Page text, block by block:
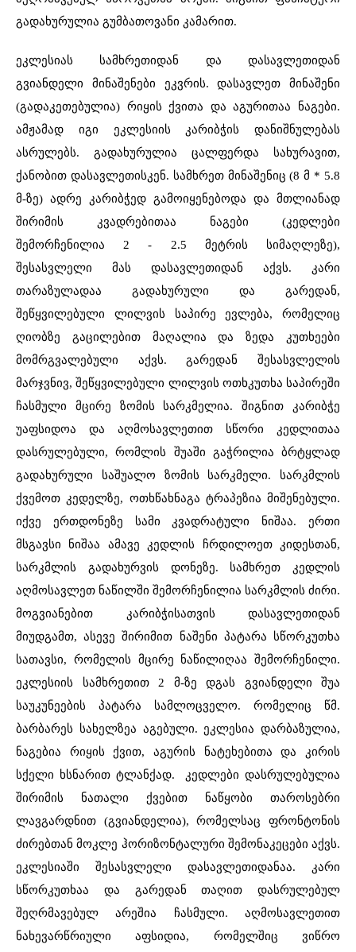
გადახურულია გუმბათოვანი კამარით.
ეკლესიას სამხრეთიდან და დასავლეთიდან
გვიანდელი მინაშენები ეკვრის. დასავლეთ მინაშენი
(გადაკეთებულია) რიყის ქვითა და აგურითაა ნაგები.
ამჟამად იგი ეკლესიის კარიბჭის დანიშნულებას
ასრულებს. გადახურულია ცალფერდა სახურავით,
ქანობით დასავლეთისკენ. სამხრეთ მინაშენიც (8 მ * 5.8
მ-ზე) ადრე კარიბჭედ გამოიყენებოდა და მთლიანად
შირიმის კვადრებითაა ნაგები (კედლები
შემორჩენილია 2 - 2.5 მეტრის სიმაღლეზე),
შესასვლელი მას დასავლეთიდან აქვს. კარი
თარაზულადაა გადახურული და გარედან,
შეწყვილებული ლილვის საპირე ევლება, რომელიც
ღიობზე გაცილებით მაღალია და ზედა კუთხეები
მომრგვალებული აქვს. გარედან შესასვლელის
მარჯვნივ, შეწყვილებული ლილვის ოთხკუთხა საპირეში
ჩასმული მცირე ზომის სარკმელია. შიგნით კარიბჭე
უაფსიდოა და აღმოსავლეთით სწორი კედლითაა
დასრულებული, რომლის შუაში გაჭრილია ბრტყლად
გადახურული საშუალო ზომის სარკმელი. სარკმლის
ქვემოთ კედელზე, ოთხწახნაგა ტრაპეზია მიშენებული.
იქვე ერთდონეზე სამი კვადრატული ნიშაა. ერთი
მსგავსი ნიშაა ამავე კედლის ჩრდილოეთ კიდესთან,
სარკმლის გადახურვის დონეზე. სამხრეთ კედლის
აღმოსავლეთ ნაწილში შემორჩენილია სარკმლის ძირი.
მოგვიანებით კარიბჭისათვის დასავლეთიდან
მიუდგამთ, ასევე შირიმით ნაშენი პატარა სწორკუთხა
სათავსი, რომელის მცირე ნაწილიღაა შემორჩენილი.
ეკლესიის სამხრეთით 2 მ-ზე დგას გვიანდელი შუა
საუკუნეების პატარა სამლოცველო. რომელიც წმ.
ბარბარეს სახელზეა აგებული. ეკლესია დარბაზულია,
ნაგებია რიყის ქვით, აგურის ნატეხებითა და კირის
სქელი ხსნარით ტლანქად. კედლები დასრულებულია
შირიმის ნათალი ქვებით ნაწყობი თაროსებრი
ლავგარდნით (გვიანდელია), რომელსაც ფრონტონის
ძირებთან მოკლე ჰორიზონტალური შემონაკეცები აქვს.
ეკლესიაში შესასვლელი დასავლეთიდანაა. კარი
სწორკუთხაა და გარედან თაღით დასრულებულ
შეღრმავებულ არეშია ჩასმული. აღმოსავლეთით
ნახევარწრიული აფსიდია, რომელშიც ვიწრო